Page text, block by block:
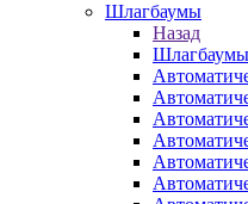
Шлагбаумы
Назад
Шлагбаумы